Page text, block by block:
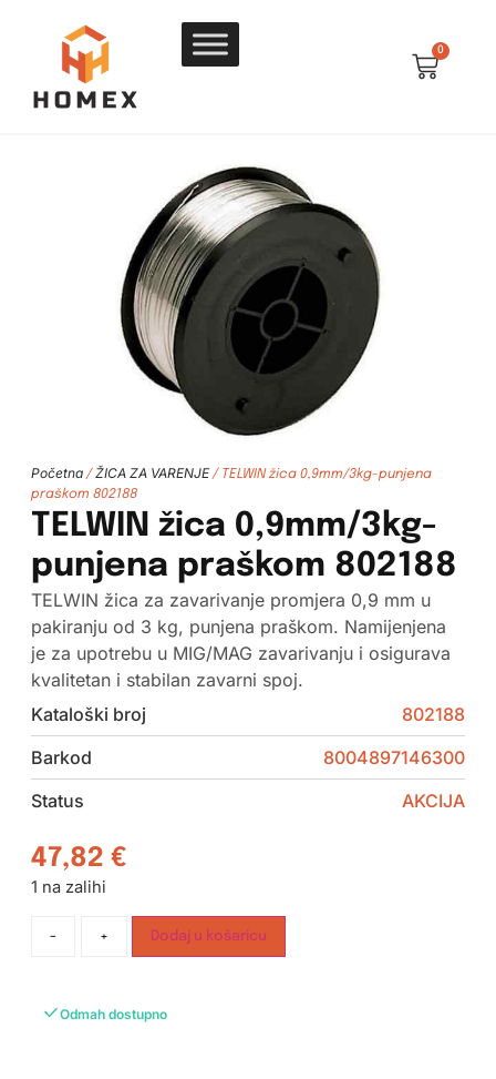
0
Početna/ ŽICA ZA VARENJE/ TELWIN žica 0,9mm/3kg-punjena
praškom 802188
TELWIN žica 0,9mm/3kg-
punjena praškom 802188
TELWIN žica za zavarivanje promjera 0,9 mm u
pakiranju od 3 kg, punjena praškom. Namijenjena
je za upotrebu u MIG/MAG zavarivanju i osigurava
kvalitetan i stabilan zavarni spoj.
Kataloški broj
802188
Barkod
8004897146300
Status
AKCIJA
47,82 €
1 na zalihi
- + Dodaj u košaricu
Odmah dostupno